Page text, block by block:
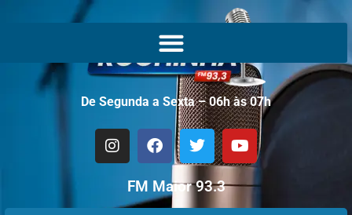
De Segunda a Sexta – 06h às 07h
FM Maior 93.3